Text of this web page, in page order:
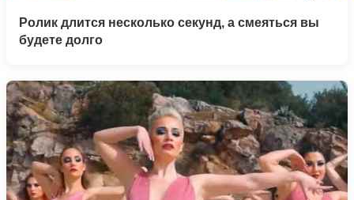
Ролик длится несколько секунд, а смеяться вы
будете долго